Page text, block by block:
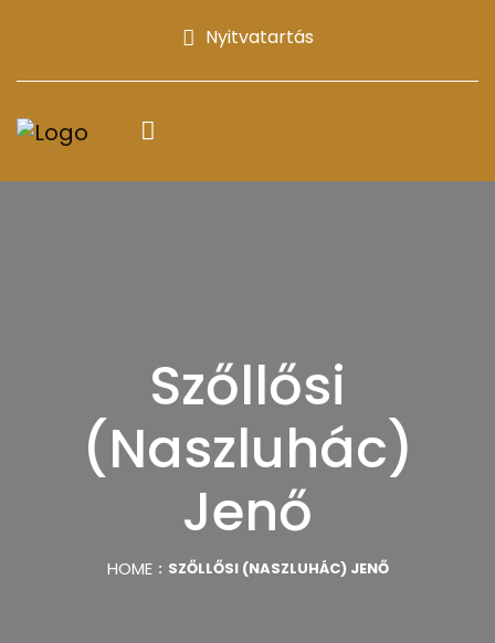
Nyitvatartás
Szőllősi
(Naszluhác)
Jenő
HOME SZŐLLŐSI (NASZLUHÁC) JENŐ